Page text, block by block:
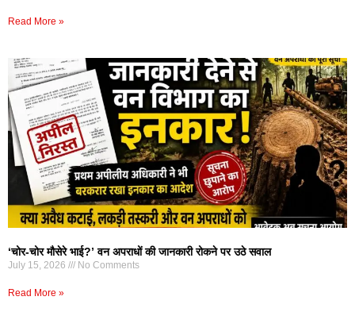
Read More »
‘चोर-चोर मौसेरे भाई?’ वन अपराधों की जानकारी रोकने पर उठे सवाल
July 15, 2026 No Comments
Read More »